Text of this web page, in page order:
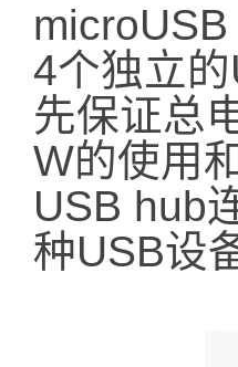
4个独立
先保证总
W的使用
USB hub
种USB设